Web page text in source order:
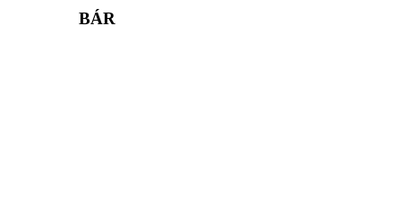
BÁR